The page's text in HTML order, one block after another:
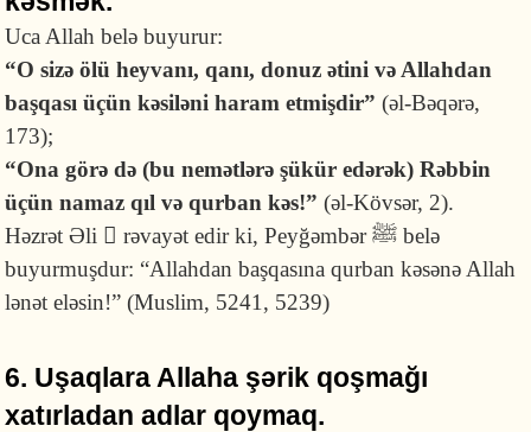
Uca Allah belə buyurur:
“O sizə ölü heyvanı, qanı, donuz ətini və Allahdan
başqası üçün kəsiləni haram etmişdir”(əl-Bəqərə,
173);
“Ona görə də (bu nemətlərə şükür edərək) Rəbbin
üçün namaz qıl və qurban kəs!” (əl-Kövsər, 2).
Həzrət Əli  rəvayət edir ki, Peyğəmbər ﷺ belə
buyurmuşdur: “Allahdan başqasına qurban kə­sənə Allah
lənət eləsin!” (Muslim, 5241, 5239)
6. Uşaqlara Allaha şərik qoşmağı
xatırladan adlar qoymaq.